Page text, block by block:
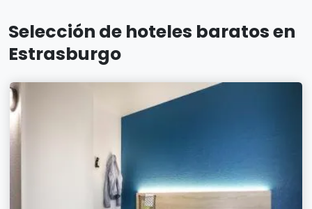
Selección de hoteles baratos en
Estrasburgo